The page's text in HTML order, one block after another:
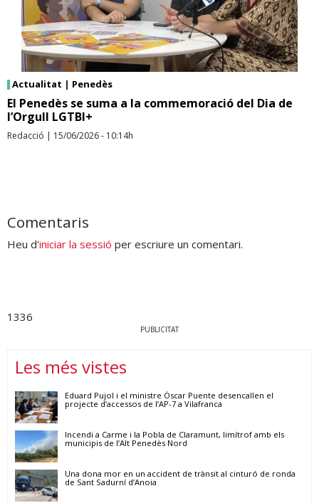
Actualitat | Penedès
El Penedès se suma a la commemoració del Dia de
l’Orgull LGTBI+
Redacció | 15/06/2026 - 10:14h
Comentaris
Heu d'iniciar la sessió per escriure un comentari.
1336
PUBLICITAT
Les més vistes
Eduard Pujol i el ministre Óscar Puente desencallen el
projecte d’accessos de l’AP-7 a Vilafranca
Incendi a Carme i la Pobla de Claramunt, limítrof amb els
municipis de l’Alt Penedès Nord
Una dona mor en un accident de trànsit al cinturó de ronda
de Sant Sadurní d’Anoia